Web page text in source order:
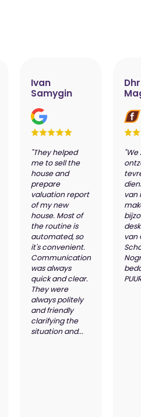
Ivan
Samygin
"They helped
me to sell the
house and
prepare
valuation report
of my new
house. Most of
the routine is
automated, so
it's convenient.
Communication
was always
quick and clear.
They were
always politely
and friendly
clarifying the
situation and...
"We
van
van